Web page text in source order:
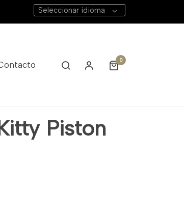
Seleccionar idioma
0
Piston